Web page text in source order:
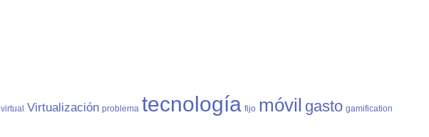
virtual Virtualización problema tecnología fijo móvil gasto gamification